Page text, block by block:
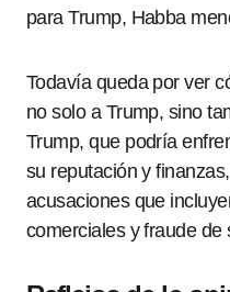
para Trump, Habba
Todavía queda por ver
no solo a Trump, sino
Trump, que podría
su reputación y
acusaciones que
comerciales y fraude de